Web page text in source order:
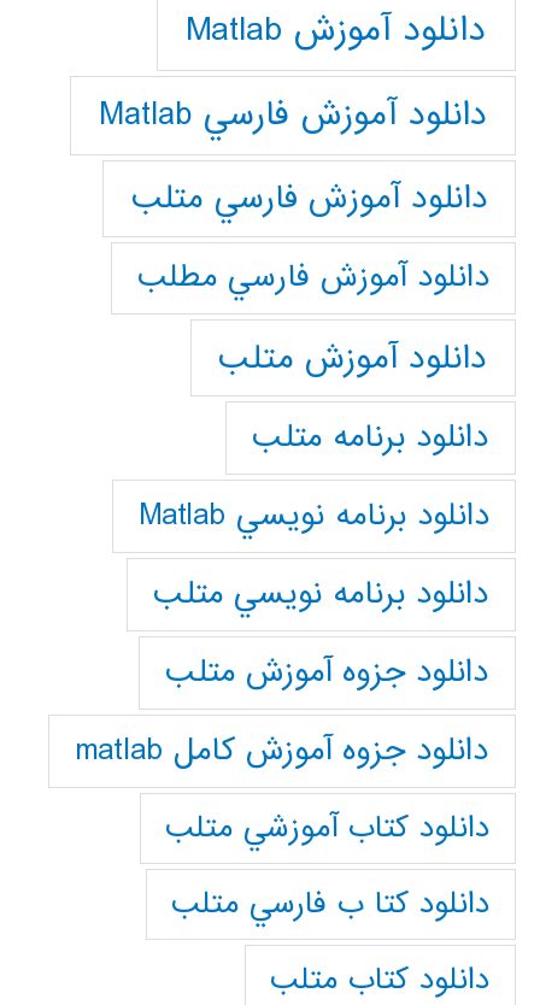
دانلود آموزش Matlab
دانلود آموزش فارسي Matlab
دانلود آموزش فارسي متلب
دانلود آموزش فارسي مطلب
دانلود آموزش متلب
دانلود برنامه متلب
دانلود برنامه نويسي Matlab
دانلود برنامه نويسي متلب
دانلود جزوه آموزش متلب
دانلود جزوه آموزش کامل matlab
دانلود كتاب آموزشي متلب
دانلود كتا ب فارسي متلب
دانلود كتاب متلب